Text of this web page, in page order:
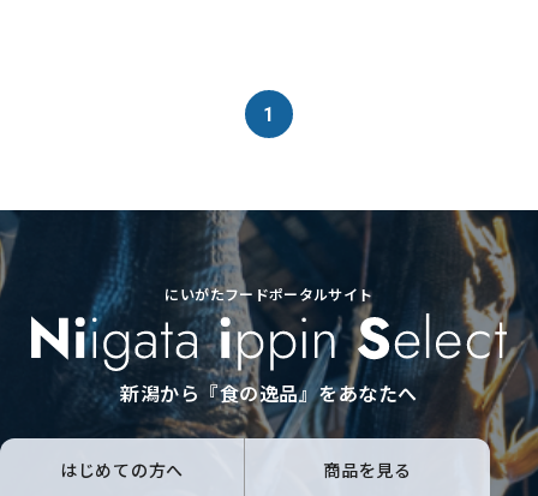
1
にいがたフードポータルサイト
新潟から『食の逸品』をあなたへ
はじめての方へ 商品を見る